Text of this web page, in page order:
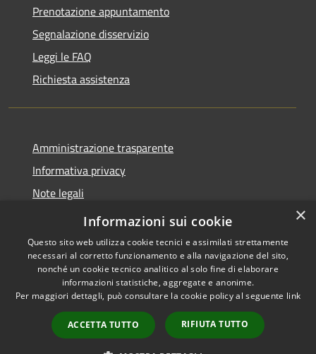
Prenotazione appuntamento
Segnalazione disservizio
Leggi le FAQ
Richiesta assistenza
Amministrazione trasparente
Informativa privacy
Note legali
Dichiarazione di accessibilità
Accessibilità
Copyright © 2026 • Comune di
Carrara • Powered by
Municipium•
Accesso
redazione
×
Informazioni sui cookie
Questo sito web utilizza cookie tecnici e assimilati strettamente
necessari al corretto funzionamento e alla navigazione del sito,
nonché un cookie tecnico analitico al solo fine di elaborare
informazioni statistiche, aggregate e anonime.
Per maggiori dettagli, può consultare la cookie policy al seguente link
ACCETTA TUTTO RIFIUTA TUTTO